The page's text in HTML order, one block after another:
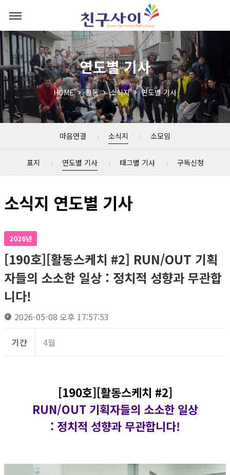
연도별 기사
HOME 활동 소식지 연도별 기사
마음연결 소식지 소모임
표지 연도별 기사 태그별 기사 구독신청
소식지 연도별 기사
2026년
[190호][활동스케치 #2] RUN/OUT 기획
자들의 소소한 일상 : 정치적 성향과 무관합
니다!
2026-05-08 오후 17:57:53
기간 4월
[190호][활동스케치 #2]
RUN/OUT 기획자들의 소소한 일상
: 정치적 성향과 무관합니다!